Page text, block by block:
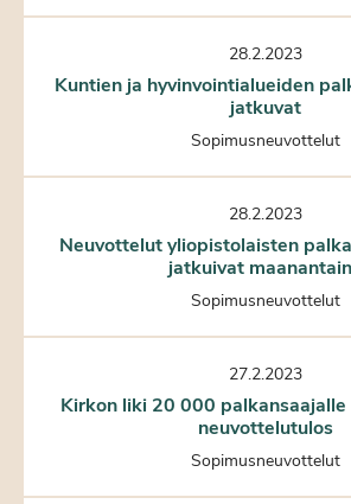
28.2.2023
Kuntien ja hyvinvointialueiden
jatkuvat
Sopimusneuvottelut
28.2.2023
Neuvottelut yliopistolaisten
jatkuivat
Sopimusneuvottelut
27.2.2023
Kirkon liki 20 000
neuvottelutulos
Sopimusneuvottelut